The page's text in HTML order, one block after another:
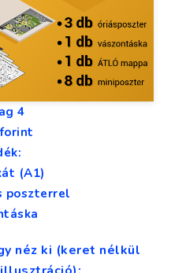
4
(A1)
poszterrel
néz ki (keret nélkül